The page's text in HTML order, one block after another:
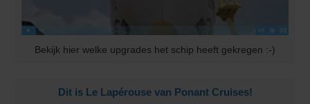
Bekijk hier welke upgrades het schip heeft gekregen :-)
Dit is Le Lapérouse van Ponant Cruises!